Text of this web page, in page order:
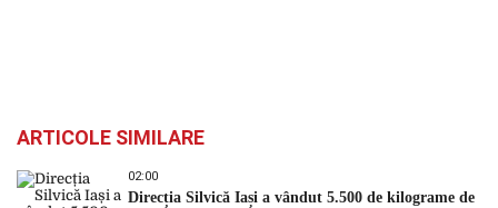
ARTICOLE SIMILARE
02:00
Direcția Silvică Iași a vândut 5.500 de kilograme de